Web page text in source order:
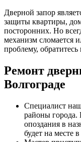
Дверной запор
защиты квартиры,
посторонних. Но
механизм сломается
проблему, обратитесь
Ремонт
Волгограде
Специалист
районы города.
опоздания в
будет на месте